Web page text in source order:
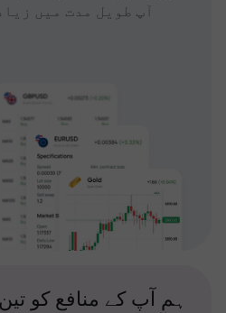
آپ طویل مدت میں
ہم آپ کے منافع کو